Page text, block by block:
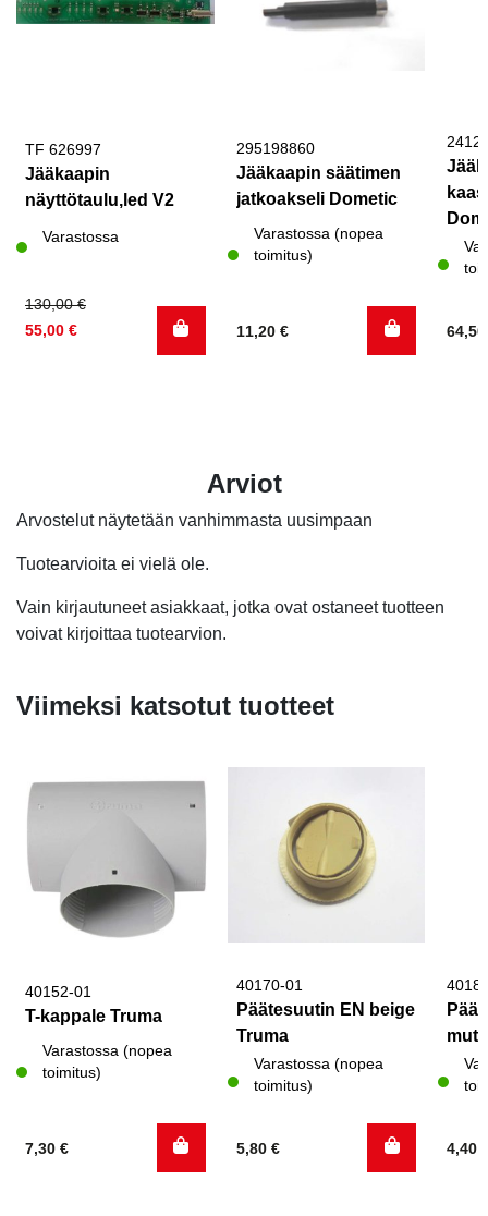
TF 626997
Jääkaapin
näyttötaulu,led V2
Varastossa
130,00€
Alkuperäinen
hinta
55,00 €
Nykyinen
hinta
295198860
Jääkaapin säätimen
jatkoakseli Dometic
Varastossa (nopea
toimitus)
11,20 €
Arviot
Arvostelut näytetään vanhimmasta uusimpaan
Tuotearvioita ei vielä ole.
Vain kirjautuneet asiakkaat, jotka ovat ostaneet tuotteen
voivat kirjoittaa tuotearvion.
Viimeksi katsotut tuotteet
40152-01
T-kappale Truma
Varastossa (nopea
toimitus)
7,30 €
40170-01
Päätesuutin EN beige
Truma
Varastossa (nopea
toimitus)
5,80 € 4,40